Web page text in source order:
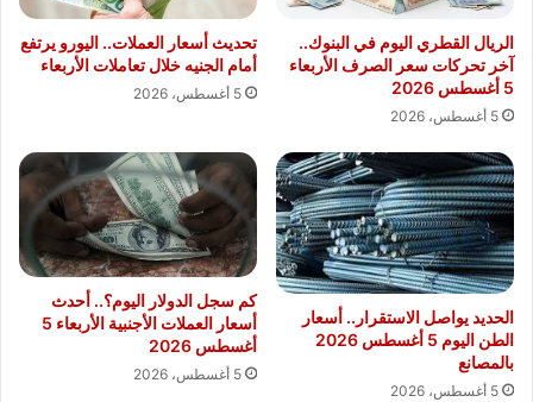
الريال القطري اليوم في البنوك..
آخر تحركات سعر الصرف الأربعاء
5 أغسطس 2026
5 أغسطس، 2026
تحديث أسعار العملات.. اليورو يرتفع
أمام الجنيه خلال تعاملات الأربعاء
5 أغسطس، 2026
الحديد يواصل الاستقرار.. أسعار
الطن اليوم 5 أغسطس 2026
بالمصانع
5 أغسطس، 2026
كم سجل الدولار اليوم؟.. أحدث
أسعار العملات الأجنبية الأربعاء 5
أغسطس 2026
5 أغسطس، 2026